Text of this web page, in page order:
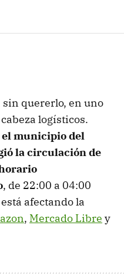
quererlo, en uno
logísticos.
el municipio del
la circulación de
, de 22:00 a 04:00
afectando la
, Mercado Libre y